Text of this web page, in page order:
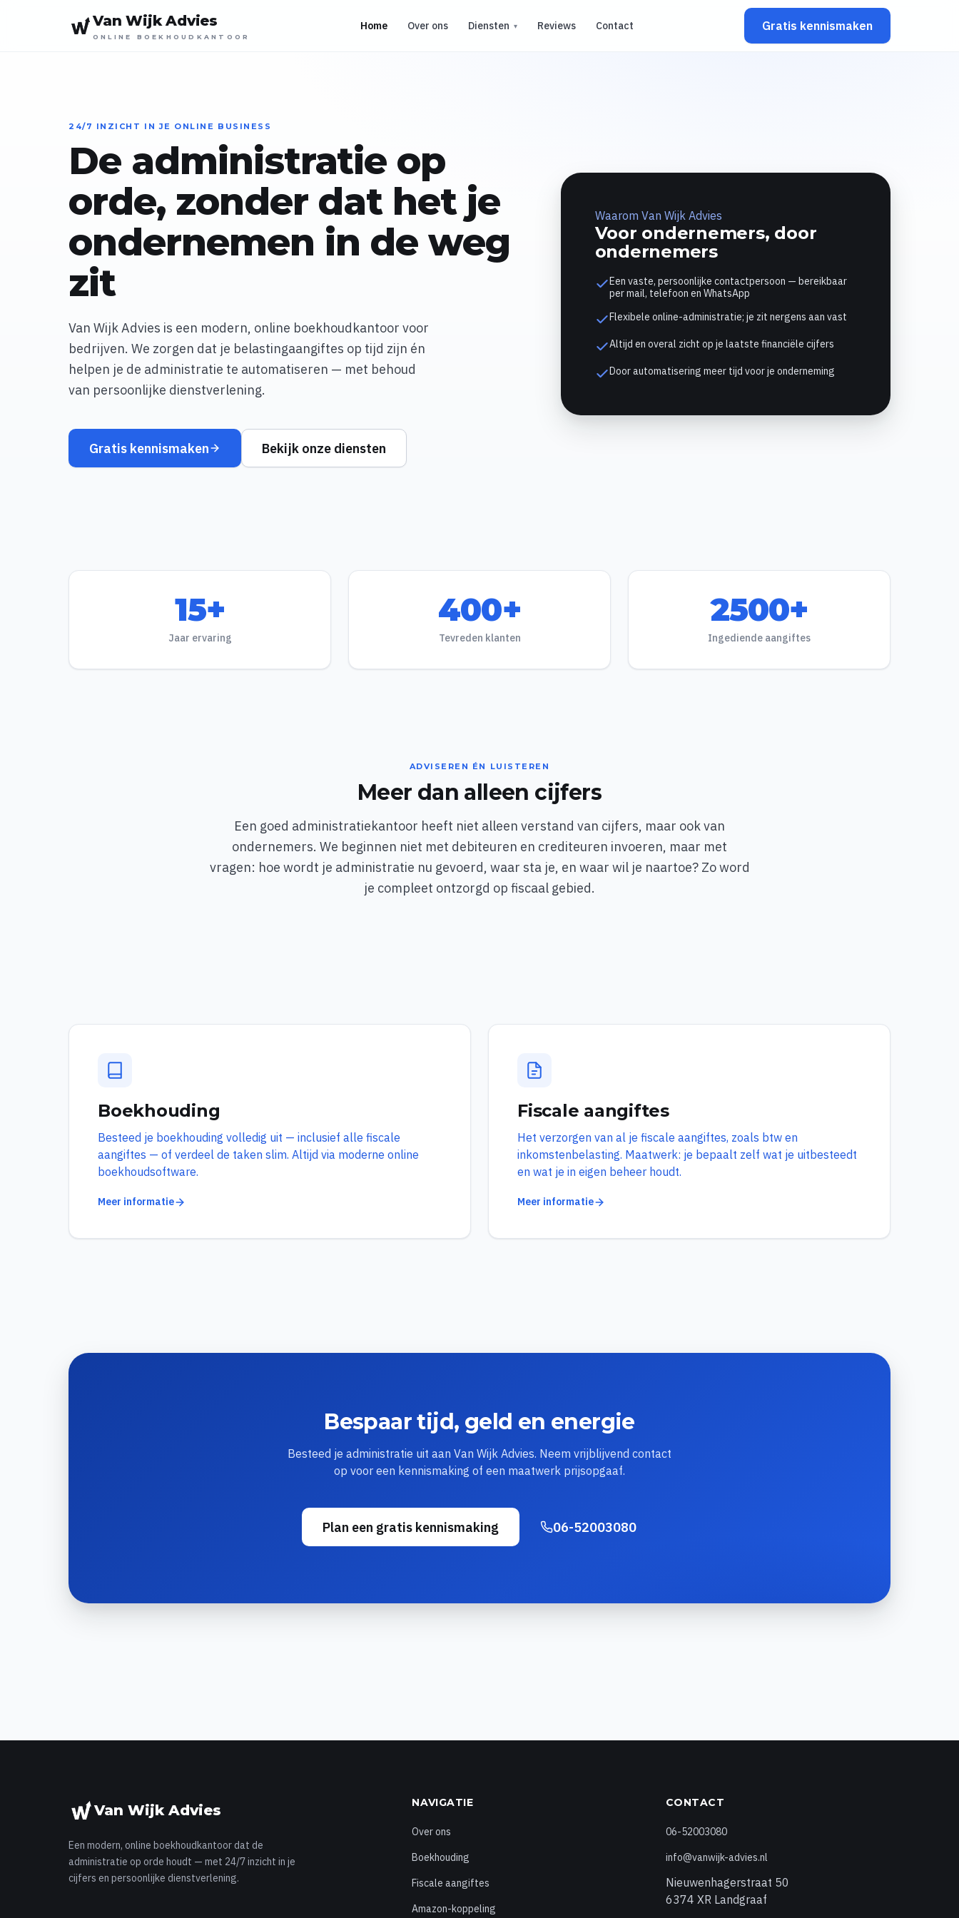
Van Wijk Advies
ONLINE BOEKHOUDKANTOOR
Home Over ons Diensten Reviews Contact Gratis kennismaken
24/7 INZICHT IN JE ONLINE BUSINESS
De administratie op
orde, zonder dat het je
ondernemen in de weg
zit
Van Wijk Advies is een modern, online boekhoudkantoor voor
bedrijven. We zorgen dat je belastingaangiftes op tijd zijn én
helpen je de administratie te automatiseren — met behoud
van persoonlijke dienstverlening.
Gratis kennismaken Bekijk onze diensten
Waarom Van Wijk Advies
Voor ondernemers, door
ondernemers
Een vaste, persoonlijke contactpersoon — bereikbaar
per mail, telefoon en WhatsApp
Flexibele online-administratie; je zit nergens aan vast
Altijd en overal zicht op je laatste financiële cijfers
Door automatisering meer tijd voor je onderneming
15+
Jaar ervaring
400+
Tevreden klanten
2500+
Ingediende aangiftes
ADVISEREN ÉN LUISTEREN
Meer dan alleen cijfers
Een goed administratiekantoor heeft niet alleen verstand van cijfers, maar ook van
ondernemers. We beginnen niet met debiteuren en crediteuren invoeren, maar met
vragen: hoe wordt je administratie nu gevoerd, waar sta je, en waar wil je naartoe? Zo word
je compleet ontzorgd op fiscaal gebied.
Boekhouding
Besteed je boekhouding volledig uit — inclusief alle fiscale
aangiftes — of verdeel de taken slim. Altijd via moderne online
boekhoudsoftware.
Meer informatie
Fiscale aangiftes
Het verzorgen van al je fiscale aangiftes, zoals btw en
inkomstenbelasting. Maatwerk: je bepaalt zelf wat je uitbesteedt
en wat je in eigen beheer houdt.
Meer informatie
Bespaar tijd, geld en energie
Besteed je administratie uit aan Van Wijk Advies. Neem vrijblijvend contact
op voor een kennismaking of een maatwerk prijsopgaaf.
Plan een gratis kennismaking 06-52003080
Van Wijk Advies
Een modern, online boekhoudkantoor dat de
administratie op orde houdt — met 24/7 inzicht in je
cijfers en persoonlijke dienstverlening.
NAVIGATIE
Over ons
Boekhouding
Fiscale aangiftes
Amazon-koppeling
CONTACT
06-52003080
info@vanwijk-advies.nl
Nieuwenhagerstraat 50
6374 XR Landgraaf